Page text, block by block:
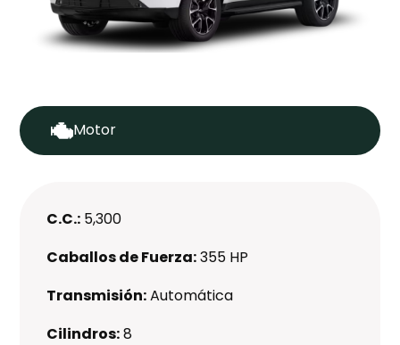
Motor
C.C.: 5,300
Caballos de Fuerza:355 HP
Transmisión:Automática
Cilindros:8